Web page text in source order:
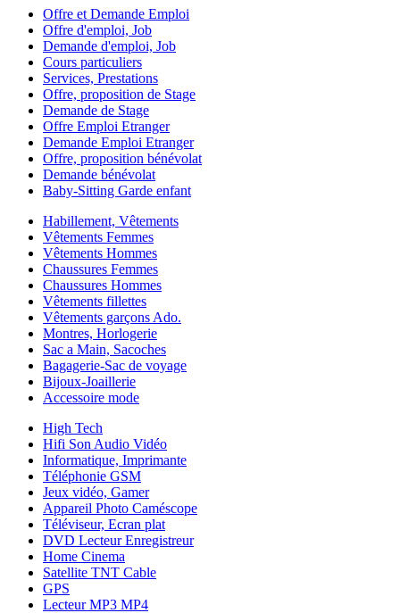
Offre et Demande Emploi
Offre d'emploi, Job
Demande d'emploi, Job
Cours particuliers
Services, Prestations
Offre, proposition de Stage
Demande de Stage
Offre Emploi Etranger
Demande Emploi Etranger
Offre, proposition bénévolat
Demande bénévolat
Baby-Sitting Garde enfant
Habillement, Vêtements
Vêtements Femmes
Vêtements Hommes
Chaussures Femmes
Chaussures Hommes
Vêtements fillettes
Vêtements garçons Ado.
Montres, Horlogerie
Sac a Main, Sacoches
Bagagerie-Sac de voyage
Bijoux-Joaillerie
Accessoire mode
High Tech
Hifi Son Audio Vidéo
Informatique, Imprimante
Téléphonie GSM
Jeux vidéo, Gamer
Appareil Photo Caméscope
Téléviseur, Ecran plat
DVD Lecteur Enregistreur
Home Cinema
Satellite TNT Cable
GPS
Lecteur MP3 MP4